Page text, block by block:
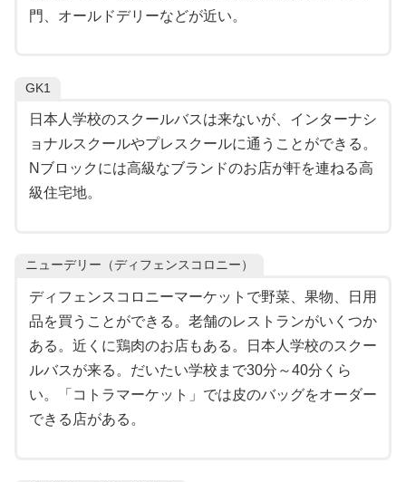
門、オールドデリーなどが近い。
GK1
日本人学校のスクールバスは来ないが、インターナシ
ョナルスクールやプレスクールに通うことができる。
Nブロックには高級なブランドのお店が軒を連ねる高
級住宅地。
ニューデリー（ディフェンスコロニー）
ディフェンスコロニーマーケットで野菜、果物、日用
品を買うことができる。老舗のレストランがいくつか
ある。近くに鶏肉のお店もある。日本人学校のスクー
ルバスが来る。だいたい学校まで30分～40分くら
い。「コトラマーケット」では皮のバッグをオーダー
できる店がある。